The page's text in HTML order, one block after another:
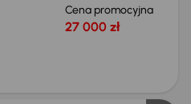
Cena promocyjna
27 000 zł